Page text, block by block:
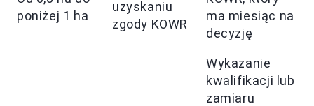
poniżej 1 ha
uzyskaniu
zgody KOWR
ma miesiąc na
decyzję
Wykazanie
kwalifikacji lub
zamiaru